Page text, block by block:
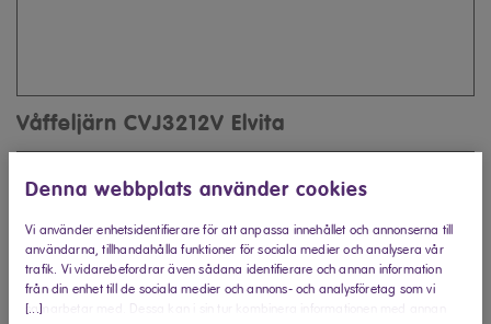
Denna webbplats använder cookies
[...]
Vi använder enhetsidentifierare för att anpassa innehållet och annonserna till
användarna, tillhandahålla funktioner för sociala medier och analysera vår
trafik. Vi vidarebefordrar även sådana identifierare och annan information
från din enhet till de sociala medier och annons- och analysföretag som vi
samarbetar med. Dessa kan i sin tur kombinera informationen med annan
Våffeljärn CVJ3212V Elvita